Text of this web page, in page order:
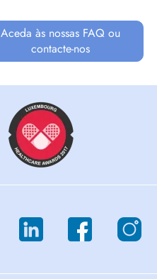
Aceda às nossas FAQ ou
contacte-nos